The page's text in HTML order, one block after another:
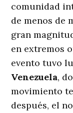
comunidad
de menos de
gran
en extremos
evento tuvo
Venezuela,
movimiento
después, el